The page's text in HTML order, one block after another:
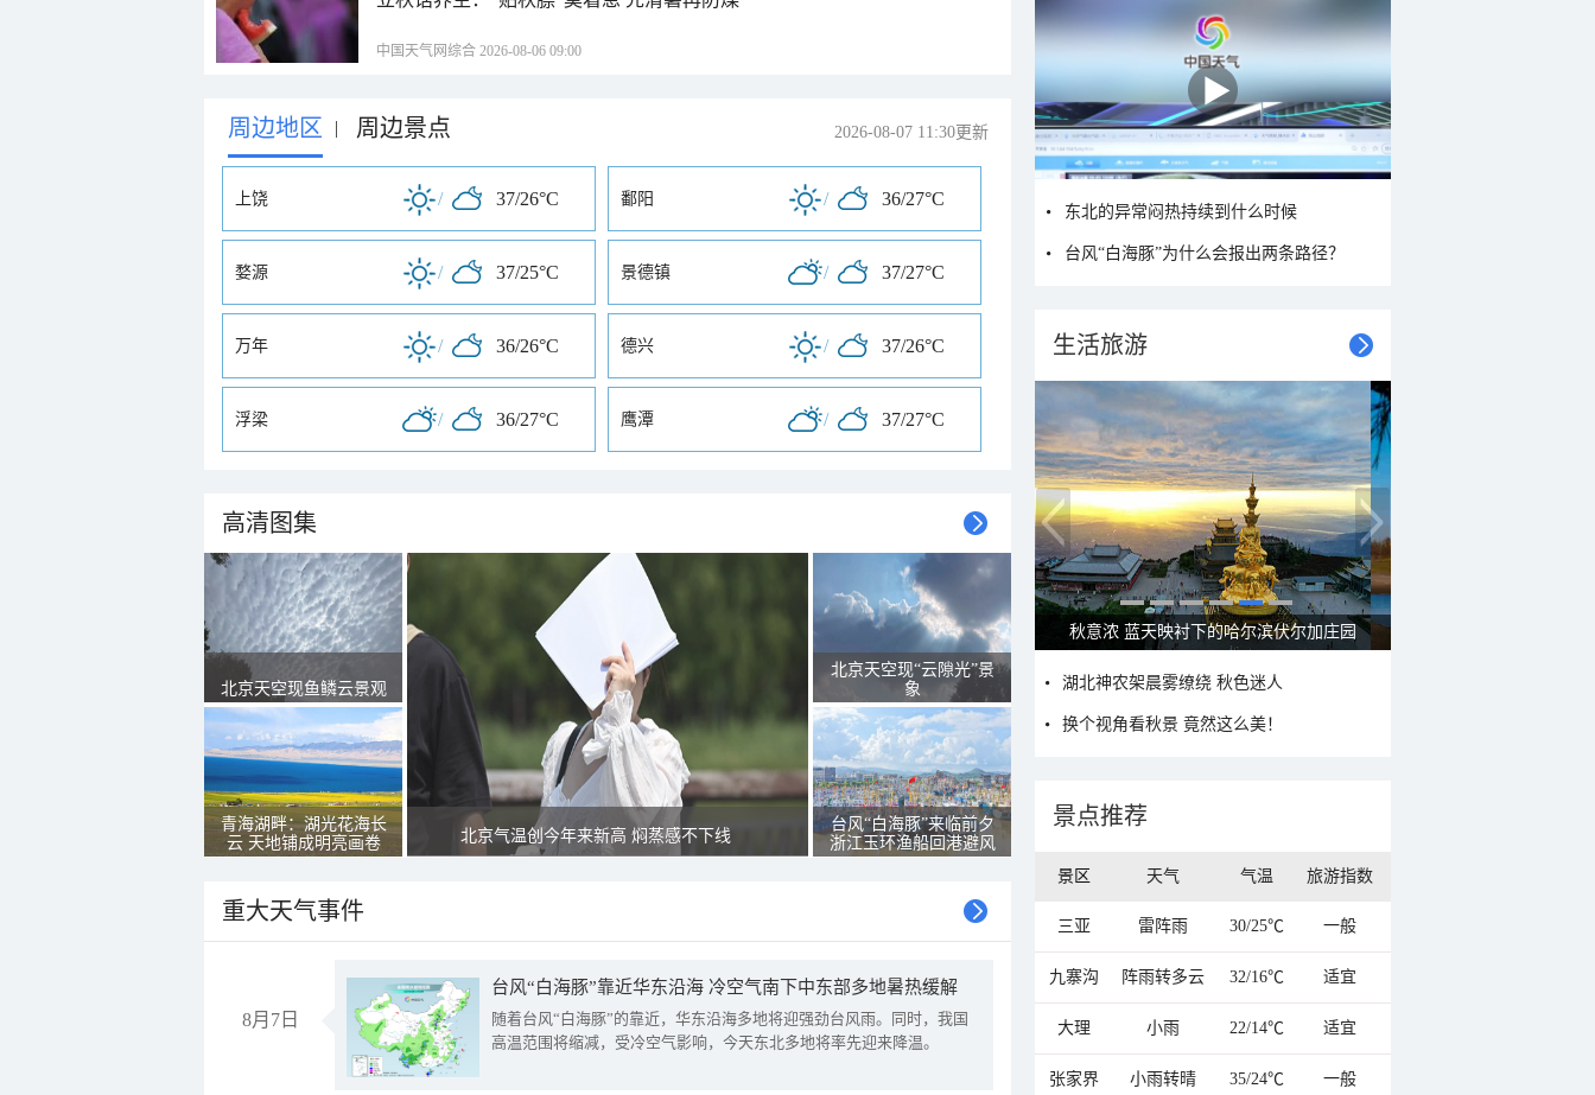
中国天气网综合 2026-08-06 09:00
周边地区 | 周边景点 2026-08-07 11:30更新
上饶 / 37/26°C 鄱阳 / 36/27°C
婺源 / 37/25°C 景德镇 / 37/27°C
万年 / 36/26°C 德兴 / 37/26°C
浮梁 / 36/27°C 鹰潭 / 37/27°C
高清图集
北京天空现鱼鳞云景观
青海湖畔：湖光花海长
云 天地铺成明亮画卷
北京气温创今年来新高 焖蒸感不下线
北京天空现“云隙光”景
象
台风“白海豚”来临前夕
浙江玉环渔船回港避风
重大天气事件
8月7日
台风“白海豚”靠近华东沿海 冷空气南下中东部多地暑热缓解
随着台风“白海豚”的靠近，华东沿海多地将迎强劲台风雨。同时，我国
高温范围将缩减，受冷空气影响，今天东北多地将率先迎来降温。
东北的异常闷热持续到什么时候
台风“白海豚”为什么会报出两条路径？
生活旅游
秋意浓 蓝天映衬下的哈尔滨伏尔加庄园
湖北神农架晨雾缭绕 秋色迷人
换个视角看秋景 竟然这么美！
景点推荐
景区 天气 气温 旅游指数
三亚 雷阵雨 30/25℃ 一般
九寨沟 阵雨转多云 32/16℃ 适宜
大理 小雨 22/14℃ 适宜
张家界 小雨转晴 35/24℃ 一般